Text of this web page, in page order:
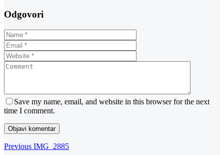
Odgovori
Save my name, email, and website in this browser for the next
time I comment.
Navigacija
Previous
Previous IMG_2885